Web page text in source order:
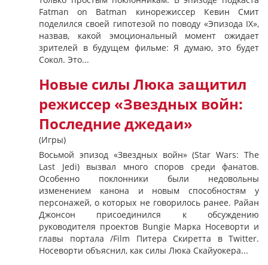
Fatman on Batman кинорежиссер Кевин Смит
поделился своей гипотезой по поводу «Эпизода IX»,
назвав, какой эмоциональный момент ожидает
зрителей в будущем фильме: Я думаю, это будет
Сокол. Это...
Новые силы Люка защитил
режиссер «Звездных войн:
Последние джедаи»
(Игры)
Восьмой эпизод «Звездных войн» (Star Wars: The
Last Jedi) вызвал много споров среди фанатов.
Особенно поклонники были недовольны
изменением канона и новым способностям у
персонажей, о которых не говорилось ранее. Райан
Джонсон присоединился к обсуждению
руководителя проектов Bungie Марка Носеворти и
главы портала /Film Питера Скиретта в Twitter.
Носеворти объяснил, как силы Люка Скайуокера...